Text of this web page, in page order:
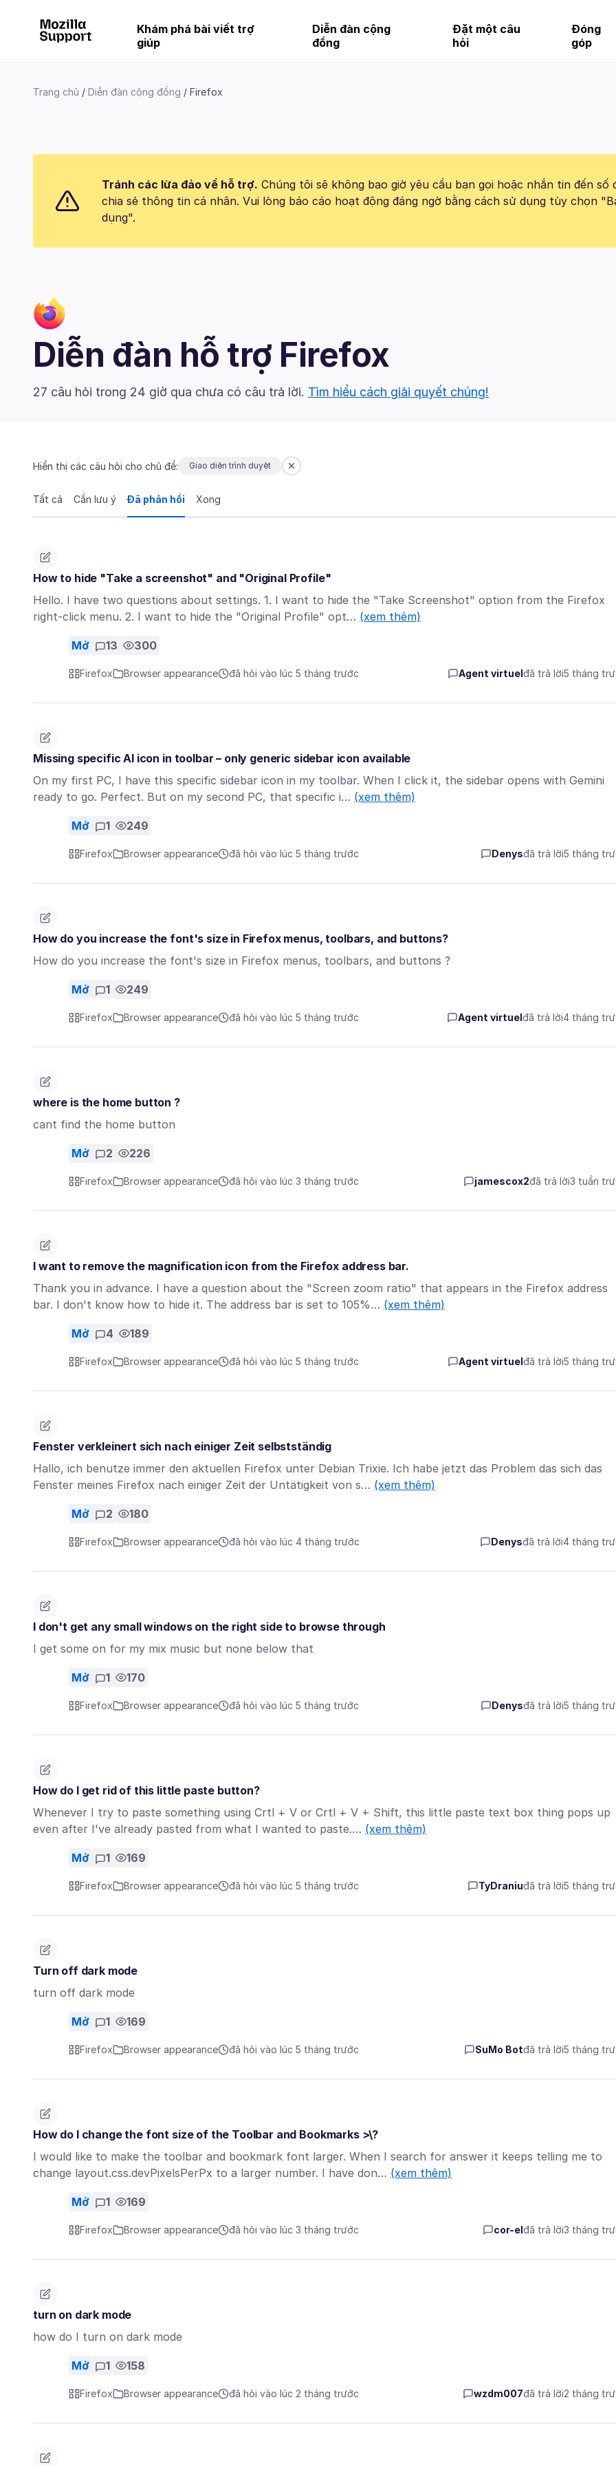
Khám phá bài viết trợ
giúp
Diễn đàn cộng
đồng
Đặt một câu
hỏi
Đóng
góp
Trang chủ Diễn đàn cộng đồng Firefox
Tránh các lừa đảo về hỗ trợ. Chúng tôi sẽ không bao giờ yêu cầu bạn gọi hoặc nhắn tin đến số
chia sẻ thông tin cá nhân. Vui lòng báo cáo hoạt động đáng ngờ bằng cách sử dụng tùy chọn
dụng".
Diễn đàn hỗ trợ Firefox
27 câu hỏi trong 24 giờ qua chưa có câu trả lời. Tìm hiểu cách giải quyết chúng!
Hiển thị các câu hỏi cho chủ đề: Giao diện trình duyệt
Tất cả Cần lưu ý Đã phản hồi Xong
How to hide "Take a screenshot" and "Original Profile"
Hello. I have two questions about settings. 1. I want to hide the "Take Screenshot" option from the Firefox
right-click menu. 2. I want to hide the "Original Profile" opt… (xem thêm)
Mở 13 300
Firefox Browser appearance đã hỏi vào lúc 5 tháng trước Agent virtuelđã trả lời5 tháng
Missing specific AI icon in toolbar – only generic sidebar icon available
On my first PC, I have this specific sidebar icon in my toolbar. When I click it, the sidebar opens with Gemini
ready to go. Perfect. But on my second PC, that specific i… (xem thêm)
Mở 1 249
Firefox Browser appearance đã hỏi vào lúc 5 tháng trước Denysđã trả lời5 tháng
How do you increase the font's size in Firefox menus, toolbars, and buttons?
How do you increase the font's size in Firefox menus, toolbars, and buttons ?
Mở 1 249
Firefox Browser appearance đã hỏi vào lúc 5 tháng trước Agent virtuelđã trả lời4 tháng
where is the home button ?
cant find the home button
Mở 2 226
Firefox Browser appearance đã hỏi vào lúc 3 tháng trước jamescox2đã trả lời3 tuần
I want to remove the magnification icon from the Firefox address bar.
Thank you in advance. I have a question about the "Screen zoom ratio" that appears in the Firefox address
bar. I don't know how to hide it. The address bar is set to 105%… (xem thêm)
Mở 4 189
Firefox Browser appearance đã hỏi vào lúc 5 tháng trước Agent virtuelđã trả lời5 tháng
Fenster verkleinert sich nach einiger Zeit selbstständig
Hallo, ich benutze immer den aktuellen Firefox unter Debian Trixie. Ich habe jetzt das Problem das sich das
Fenster meines Firefox nach einiger Zeit der Untätigkeit von s… (xem thêm)
Mở 2 180
Firefox Browser appearance đã hỏi vào lúc 4 tháng trước Denysđã trả lời4 tháng
I don't get any small windows on the right side to browse through
I get some on for my mix music but none below that
Mở 1 170
Firefox Browser appearance đã hỏi vào lúc 5 tháng trước Denysđã trả lời5 tháng
How do I get rid of this little paste button?
Whenever I try to paste something using Crtl + V or Crtl + V + Shift, this little paste text box thing pops up
even after I've already pasted from what I wanted to paste.… (xem thêm)
Mở 1 169
Firefox Browser appearance đã hỏi vào lúc 5 tháng trước TyDraniuđã trả lời5 tháng
Turn off dark mode
turn off dark mode
Mở 1 169
Firefox Browser appearance đã hỏi vào lúc 5 tháng trước SuMo Botđã trả lời5 tháng
How do I change the font size of the Toolbar and Bookmarks >\?
I would like to make the toolbar and bookmark font larger. When I search for answer it keeps telling me to
change layout.css.devPixelsPerPx to a larger number. I have don… (xem thêm)
Mở 1 169
Firefox Browser appearance đã hỏi vào lúc 3 tháng trước cor-elđã trả lời3 tháng
turn on dark mode
how do I turn on dark mode
Mở 1 158
Firefox Browser appearance đã hỏi vào lúc 2 tháng trước wzdm007đã trả lời2 tháng